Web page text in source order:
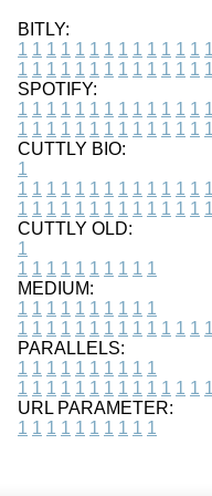
BITLY:
1 1 1 1 1 1 1 1 1 1 1 1 1 1
1 1 1 1 1 1 1 1 1 1 1 1 1 1
SPOTIFY:
1 1 1 1 1 1 1 1 1 1 1 1 1 1
1 1 1 1 1 1 1 1 1 1 1 1 1 1
CUTTLY BIO:
1
1 1 1 1 1 1 1 1 1 1 1 1 1 1
1 1 1 1 1 1 1 1 1 1 1 1 1 1
CUTTLY OLD:
1
1 1 1 1 1 1 1 1 1 1
MEDIUM:
1 1 1 1 1 1 1 1 1 1
1 1 1 1 1 1 1 1 1 1 1 1 1 1
PARALLELS:
1 1 1 1 1 1 1 1 1 1
1 1 1 1 1 1 1 1 1 1 1 1 1 1
URL PARAMETER:
1 1 1 1 1 1 1 1 1 1